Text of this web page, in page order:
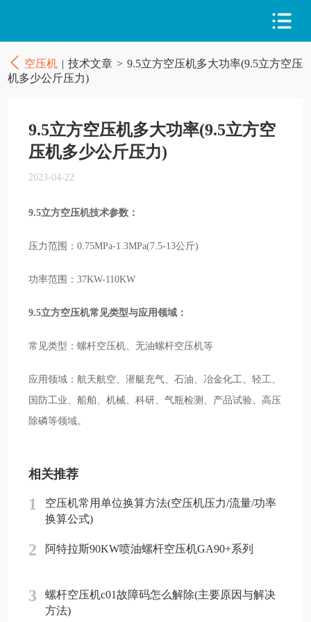
空压机 | 技术文章 > 9.5立方空压机多大功率(9.5立方空压
机多少公斤压力)
9.5立方空压机多大功率(9.5立方空
压机多少公斤压力)
2023-04-22
9.5立方空压机技术参数：
压力范围：0.75MPa-1.3MPa(7.5-13公斤)
功率范围：37KW-110KW
9.5立方空压机常见类型与应用领域：
常见类型：螺杆空压机、无油螺杆空压机等
应用领域：航天航空、潜艇充气、石油、冶金化工、轻工、
国防工业、船舶、机械、科研、气瓶检测、产品试验、高压
除磷等领域。
相关推荐
1
空压机常用单位换算方法(空压机压力/流量/功率
换算公式)
2 阿特拉斯90KW喷油螺杆空压机GA90+系列
3
螺杆空压机c01故障码怎么解除(主要原因与解决
方法)